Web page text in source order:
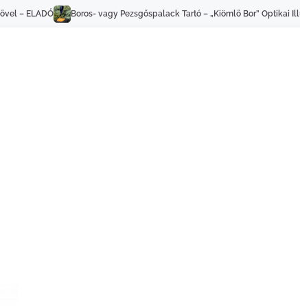
Tartó – „Kiömlő Bor” Optikai Illúzió – Sárga Dekorációs Állvány – ELADÓ